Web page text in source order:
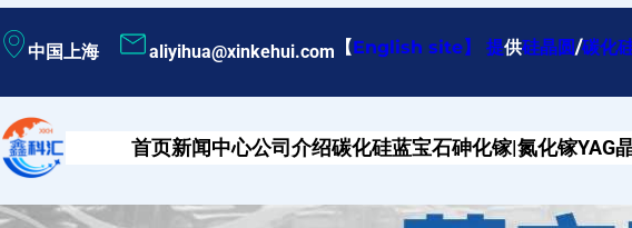
至
容
中国上海 aliyihua@xinkehui.com 【English site】 提供硅晶圆/碳化
首页新闻中心公司介绍碳化硅蓝宝石砷化镓|氮化镓YAG